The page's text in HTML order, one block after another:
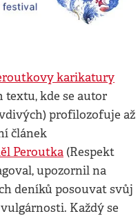
karikatury
textu, kde se autor
profilozofuje až
článek
Peroutka (Respekt
upozornil na
deníků posouvat svůj
Každý se